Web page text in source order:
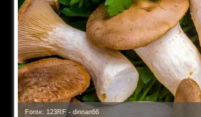
Fonte: 123RF - dinnan66